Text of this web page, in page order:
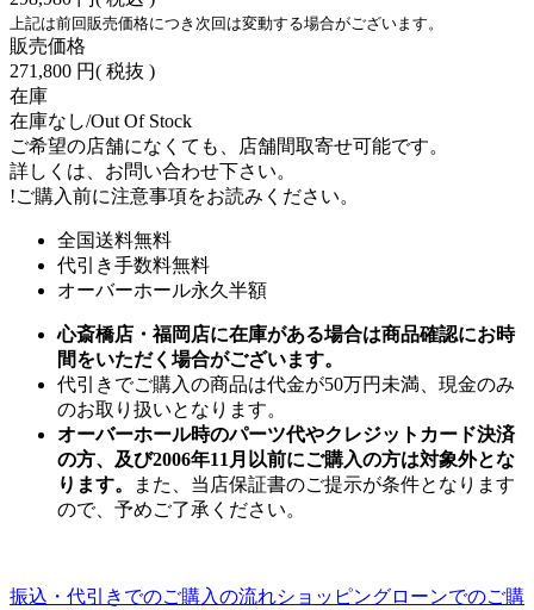
上記は前回販売価格につき次回は変動する場合がございます。
販売価格
271,800 円( 税抜 )
在庫
在庫なし/Out Of Stock
ご希望の店舗になくても、店舗間取寄せ可能です。
詳しくは、お問い合わせ下さい。
!ご購入前に注意事項をお読みください。
全国送料無料
代引き手数料無料
オーバーホール永久半額
心斎橋店・福岡店に在庫がある場合は商品確認にお時
間をいただく場合がございます。
代引きでご購入の商品は代金が50万円未満、現金のみ
のお取り扱いとなります。
オーバーホール時のパーツ代やクレジットカード決済
の方、及び2006年11月以前にご購入の方は対象外とな
ります。
また、当店保証書のご提示が条件となります
ので、予めご了承ください。
振込・代引きでのご購入の流れショッピングローンでのご購